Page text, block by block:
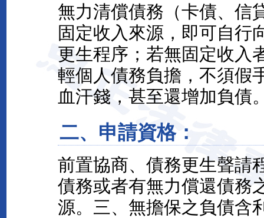
無力清償債務（卡債、信
固定收入來源，即可自行
更生程序；若無固定收入
輕個人債務負擔，不須假
血汗錢，甚至還增加負債
二、申請資格：
前置協商、債務更生聲請
債務或者有無力償還債務
源。三、無擔保之負債含